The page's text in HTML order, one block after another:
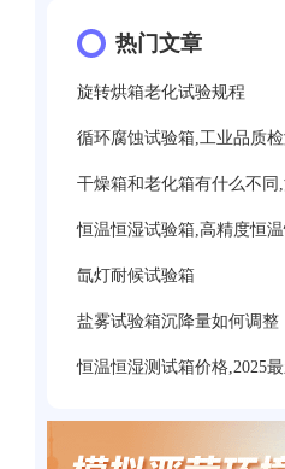
热门文章
旋转烘箱老化试验规程
循环腐蚀试验箱,工业品质
干燥箱和老化箱有什么不同
恒温恒湿试验箱,高精度恒
氙灯耐候试验箱
盐雾试验箱沉降量如何调整
恒温恒湿测试箱价格,2025